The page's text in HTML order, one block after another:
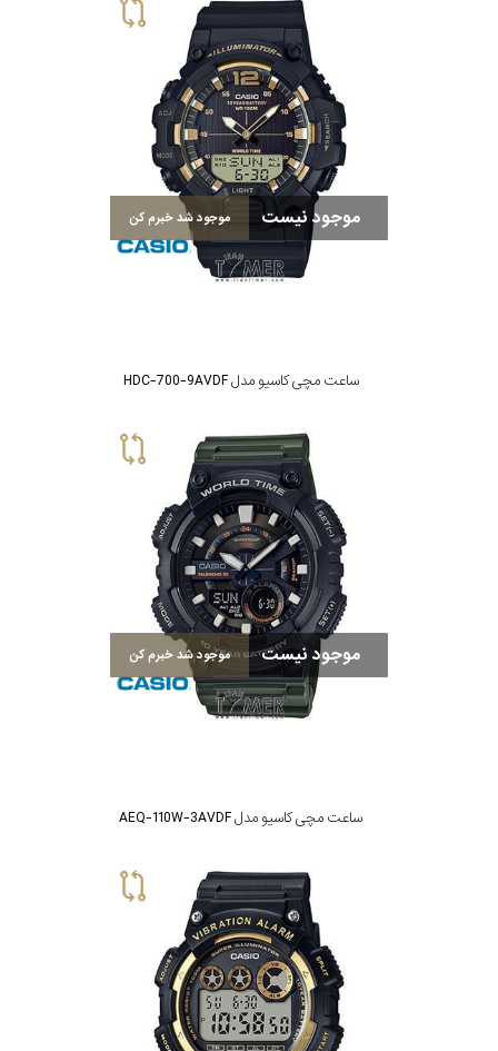
موجود نیست موجود شد خبرم کن
ساعت مچی کاسیو مدل HDC-700-9AVDF
موجود نیست موجود شد خبرم کن
ساعت مچی کاسیو مدل AEQ-110W-3AVDF